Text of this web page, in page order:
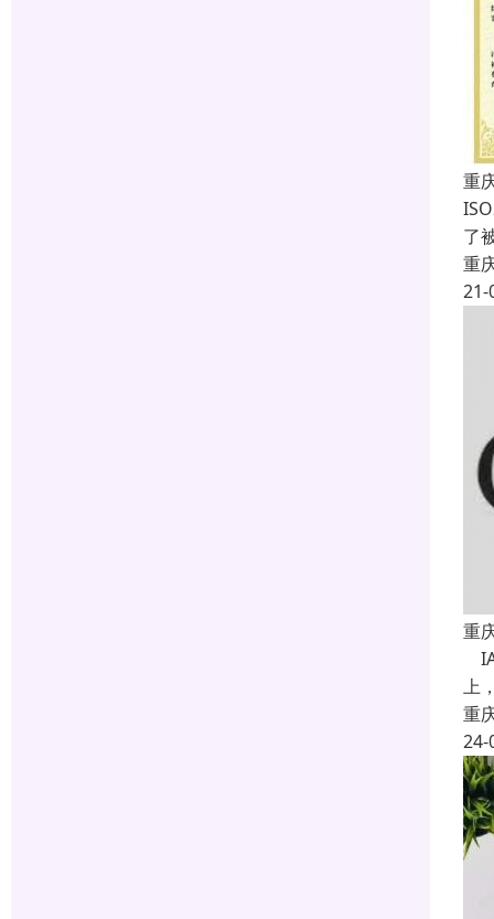
重
了
重
21-
重
上
重
24-